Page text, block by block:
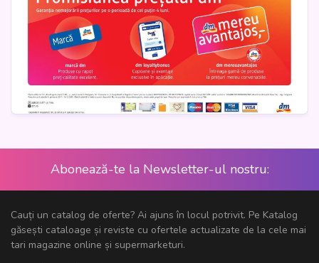
Abonează-te la Newsletter-ul nostru:
Cauți un catalog de oferte? Ai ajuns în locul potrivit. Pe Katalog
găsești cataloage și reviste cu ofertele actualizate de la cele mai
tari magazine online și supermarketuri.